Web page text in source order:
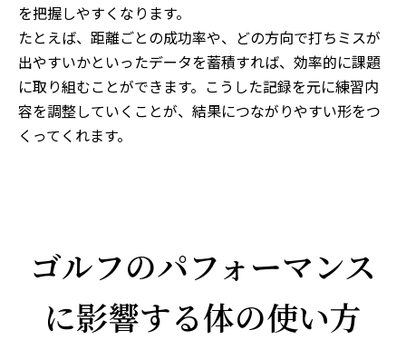
を把握しやすくなります。
たとえば、距離ごとの成功率や、どの方向で打ちミスが
出やすいかといったデータを蓄積すれば、効率的に課題
に取り組むことができます。こうした記録を元に練習内
容を調整していくことが、結果につながりやすい形をつ
くってくれます。
ゴルフのパフォーマンス
に影響する体の使い方